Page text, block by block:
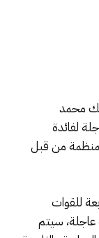
محمد
لفائدة
من قبل
للقوات
عاجلة، سيتم